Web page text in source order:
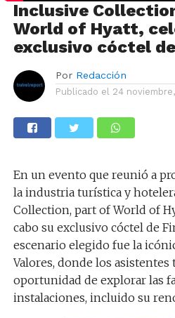
Inclusive
World of Hyatt,
exclusivo cóctel
Por Redacción
Publicado el 24
En un evento que reunió a
la industria turística y
Collection, part of World of
cabo su exclusivo cóctel de
escenario elegido fue la
Valores, donde los asistentes
oportunidad de explorar las
instalaciones, incluido su